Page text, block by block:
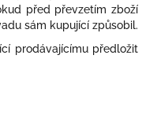
před převzetím zboží
sám kupující způsobil.
prodávajícímu předložit